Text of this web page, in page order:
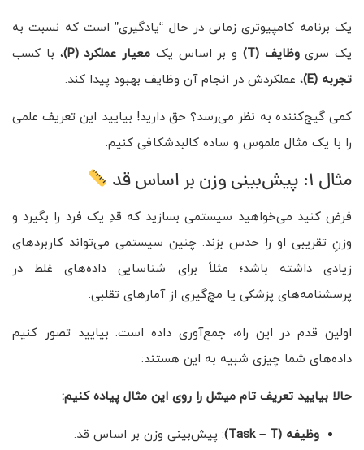
یک برنامه کامپیوتری زمانی در حال “یادگیری” است که نسبت به
یک سریوظایف (T) و بر اساس یک معیار عملکرد(P)
، با کسب
تجربه (E) ، عملکردش در انجام آن وظایف بهبود پیدا کند.
کمی گیج‌کننده به نظر می‌رسد؟ حق دارید! بیایید این تعریف علمی
را با یک مثال ملموس و ساده کالبدشکافی کنیم.
مثال ۱: پیش‌بینی وزن بر اساس قد
فرض کنید می‌خواهید سیستمی بسازید که قدِ یک فرد را بگیرد و
وزنِ تقریبی او را حدس بزند. چنین سیستمی می‌تواند کاربردهای
زیادی داشته باشد؛ مثلاً برای شناسایی داده‌های غلط در
پرسشنامه‌های پزشکی یا مچ‌گیری از آمارهای تقلبی.
اولین قدم در این راه، جمع‌آوری داده است. بیایید تصور کنیم
داده‌های شما چیزی شبیه به این هستند:
حالا بیایید تعریف تام میشل را روی این مثال پیاده کنیم:
وظیفه (Task – T)
: پیش‌بینی وزن بر اساس قد.